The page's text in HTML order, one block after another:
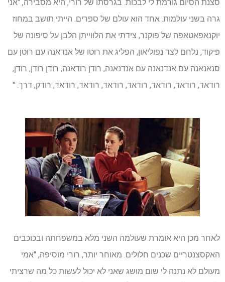
סצנת הסיום גורמת לי לבכות. בגרסתו של רורי, היא מסבירה, "אני
גרה בשני עולמות. אחד הוא עולם של ספרים. הייתי תושב במחוז
יוקנאפאטאפה של פוקנר, צידתי את הלווייתן הלבן על סיפונה של
פיקוד, נלחם לצד נפוליאון, הפליג את רוטו של אנדאנה עם רוטן עם
סנאנאנה עם אנדנאנה עם אנדנאנה, רודן רודאנה, רודן רודן, רודן,
רודאד, רודאד, רודאד, רודאד, רודאד, רודאד, רודאד, רודק, דרך. "
לאחר מכן היא אומרת שעולמה השני מלא במשפחתה ובכוכבים
האקסצנטריים שכנים חלולים. מאוחר יותר, רורי מוסיפה, "אמי
מעולם לא נתנה לי שום מושג שאני לא יכול לעשות כל מה שרציתי